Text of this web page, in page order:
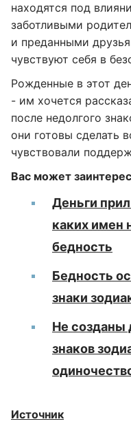
находятся под
заботливыми
и преданными
чувствуют себя в
Рожденные в этот
- им хочется
после недолгого
они готовы сделать
чувствовали
Вас может
Деньги
каких имен
бедность
Бедность
знаки
Не созданы
знаков
Источник